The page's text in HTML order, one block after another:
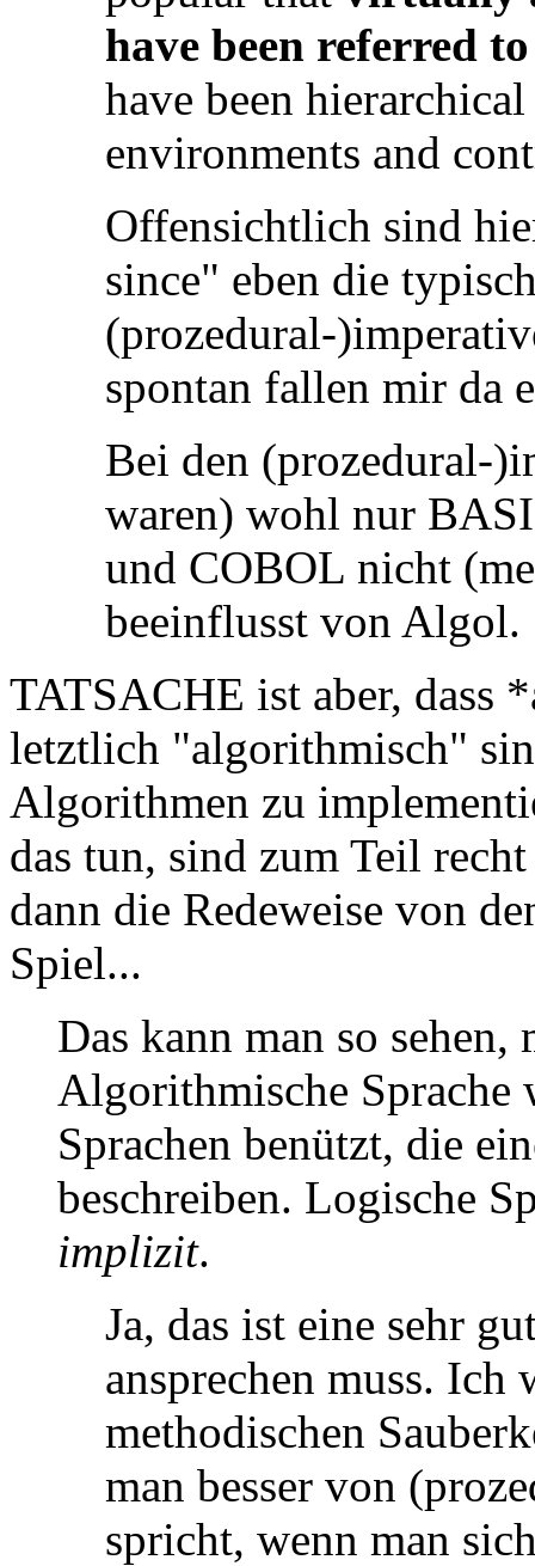
have been referred
have been
environments and
Offensichtlich sind
since" eben die
(prozedural-
spontan fallen mir da
Bei den (prozedural-
waren) wohl nur
und COBOL nicht
beeinflusst von Algol.
TATSACHE ist aber, dass
letztlich "algorithmisch"
Algorithmen zu
das tun, sind zum Teil
dann die Redeweise von
Spiel...
Das kann man so sehen,
Algorithmische
Sprachen benützt, die
beschreiben. Logische
implizit.
Ja, das ist eine sehr
ansprechen muss. Ich
methodischen
man besser von
spricht, wenn man